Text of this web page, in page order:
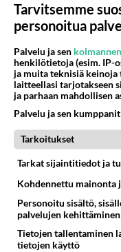
Tarvitsemme
personoitua
Palvelu ja sen
henkilötietoja (esim. IP-
ja muita teknisiä
laitteellasi tarjotakseen
ja parhaan mahdollisen
Palvelu ja sen
Tarkoitukset
Tarkat sijaintitiedot ja
Kohdennettu mainonta
Personoitu sisältö,
palvelujen kehittäminen
Tietojen tallentaminen
tietojen käyttö